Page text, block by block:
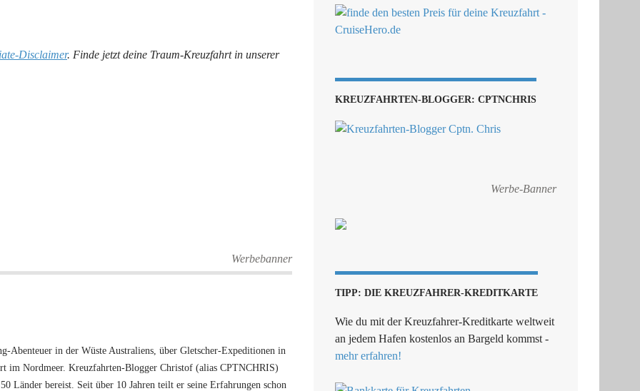
Disclaimer. Finde jetzt deine Traum-Kreuzfahrt in unserer
Werbebanner
Abenteuer in der Wüste Australiens, über Gletscher-Expeditionen in
im Nordmeer. Kreuzfahrten-Blogger Christof (alias CPTNCHRIS)
Länder bereist. Seit über 10 Jahren teilt er seine Erfahrungen schon
KREUZFAHRTEN-BLOGGER: CPTNCHRIS
Werbe-Banner
TIPP: DIE KREUZFAHRER-KREDITKARTE
Wie du mit der Kreuzfahrer-Kreditkarte weltweit
an jedem Hafen kostenlos an Bargeld kommst -
mehr erfahren!